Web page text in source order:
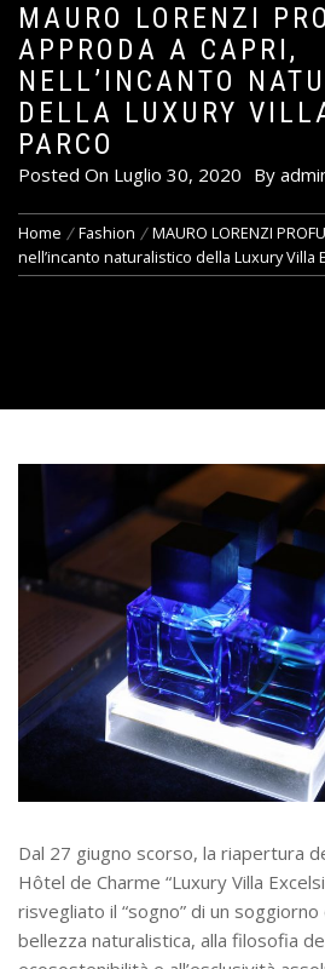
MAURO LORENZI
APPRODA A CAPRI,
NELL’INCANTO
DELLA LUXURY
PARCO
Posted On Luglio 30, 2020 By
Home Fashion
MAURO LORENZI
nell’incanto naturalistico della Luxury Villa
Dal 27 giugno scorso, la riapertura
Hôtel de Charme “Luxury Villa
risvegliato il “sogno” di un
bellezza naturalistica, alla filosofia